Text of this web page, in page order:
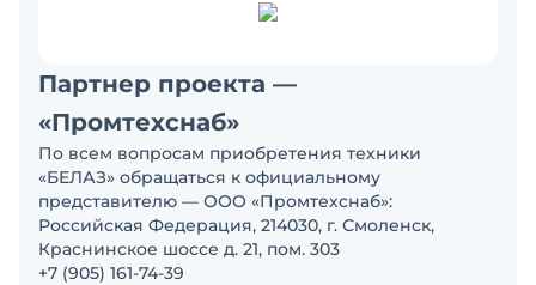
Партнер проекта —
«Промтехснаб»
По всем вопросам приобретения техники
«БЕЛАЗ» обращаться к официальному
представителю — ООО «Промтехснаб»:
Российская Федерация, 214030, г. Смоленск,
Краснинское шоссе д. 21, пом. 303
+7 (905) 161-74-39